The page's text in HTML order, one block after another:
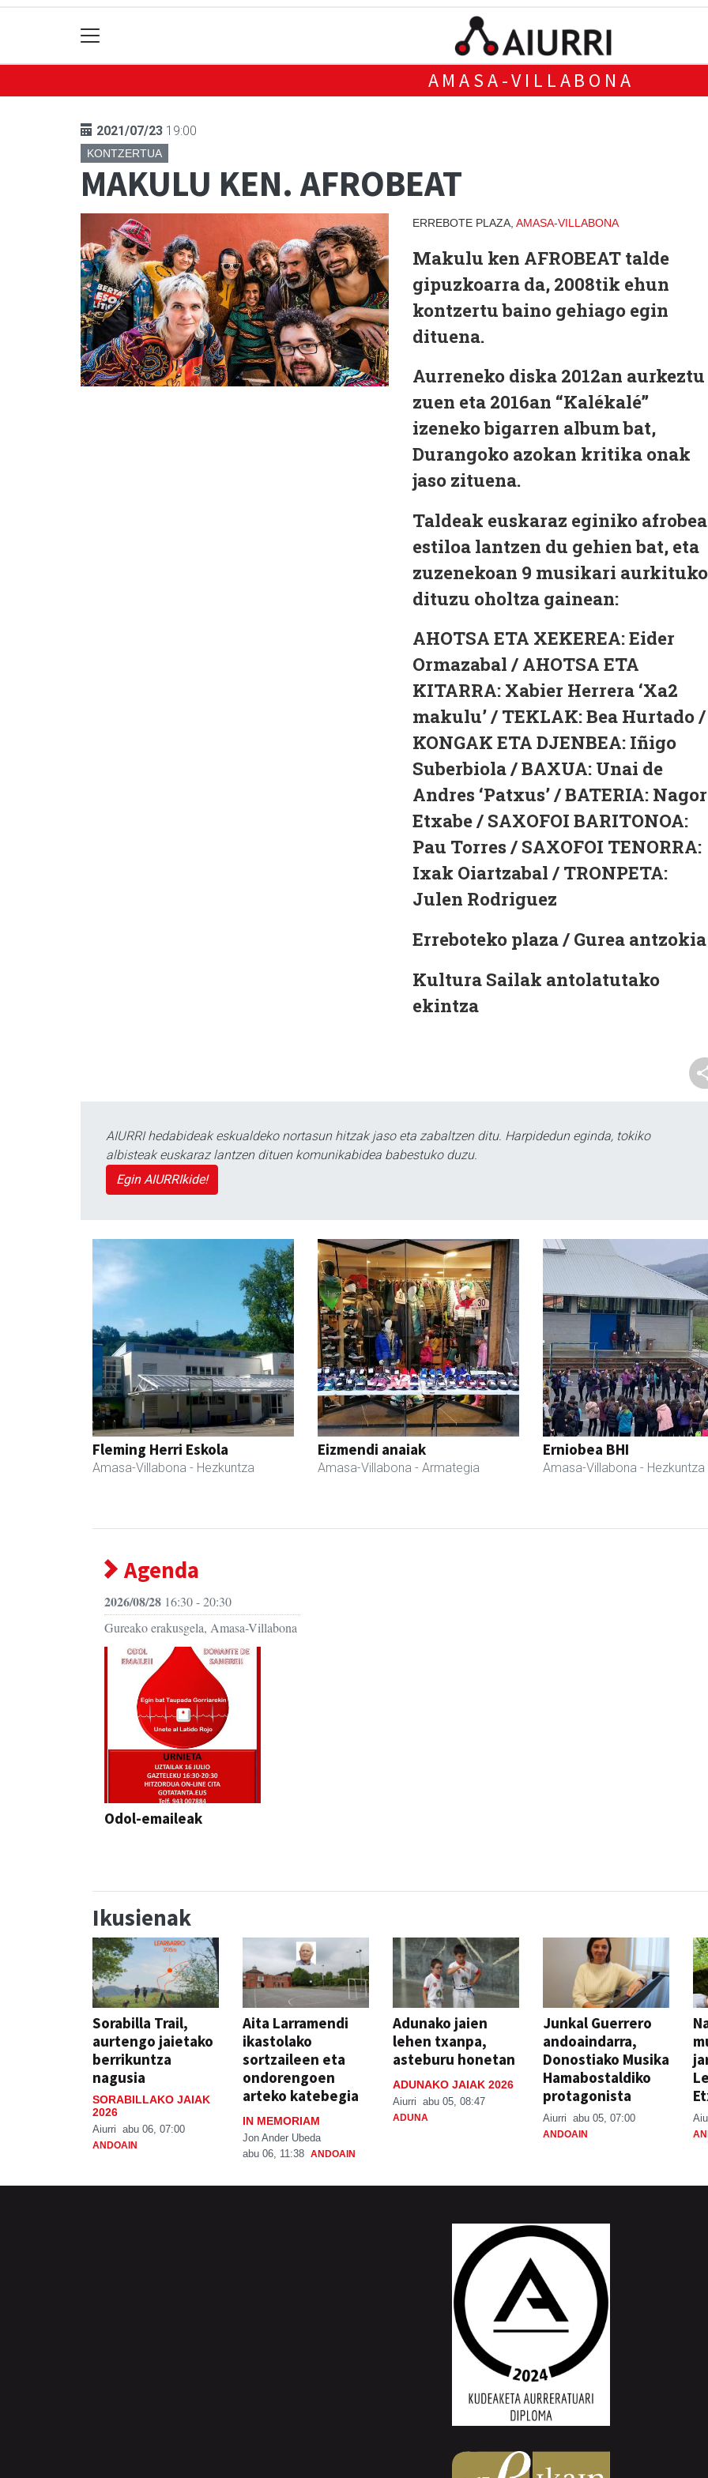
AMASA-VILLABONA
2021/07/23 19:00
KONTZERTUA
MAKULU KEN. AFROBEAT
ERREBOTE PLAZA, AMASA-VILLABONA
Makulu ken AFROBEAT talde
gipuzkoarra da, 2008tik ehun
kontzertu baino gehiago egin
dituena.
Aurreneko diska 2012an aurkeztu
zuen eta 2016an “Kalékalé”
izeneko bigarren album bat,
Durangoko azokan kritika onak
jaso zituena.
Taldeak euskaraz eginiko
estiloa lantzen du gehien bat, eta
zuzenekoan 9 musikari aurkituko
dituzu oholtza gainean:
AHOTSA ETA XEKEREA: Eider
Ormazabal / AHOTSA ETA
KITARRA: Xabier Herrera ‘Xa2
makulu’ / TEKLAK: Bea Hurtado /
KONGAK ETA DJENBEA: Iñigo
Suberbiola / BAXUA: Unai de
Andres ‘Patxus’ / BATERIA:
Etxabe / SAXOFOI BARITONOA:
Pau Torres / SAXOFOI TENORRA:
Ixak Oiartzabal / TRONPETA:
Julen Rodriguez
Erreboteko plaza / Gurea antzokia
Kultura Sailak antolatutako
ekintza
AIURRI hedabideak eskualdeko nortasun hitzak jaso eta zabaltzen ditu. Harpidedun eginda, tokiko
albisteak euskaraz lantzen dituen komunikabidea babestuko duzu.
Egin AIURRIkide!
Fleming Herri Eskola
Amasa-Villabona - Hezkuntza
Eizmendi anaiak
Amasa-Villabona - Armategia
Erniobea BHI
Amasa-Villabona - Hezkuntza
Agenda
2026/08/28 16:30 - 20:30
Gureako erakusgela, Amasa-Villabona
Odol-emaileak
Ikusienak
Sorabilla Trail,
aurtengo jaietako
berrikuntza
nagusia
SORABILLAKO JAIAK
2026
Aiurri abu 06, 07:00
ANDOAIN
Aita Larramendi
ikastolako
sortzaileen eta
ondorengoen
arteko katebegia
IN MEMORIAM
Jon Ander Ubeda
abu 06, 11:38 ANDOAIN
Adunako jaien
lehen txanpa,
asteburu honetan
ADUNAKO JAIAK 2026
Aiurri abu 05, 08:47
ADUNA
Junkal Guerrero
andoaindarra,
Donostiako Musika
Hamabostaldiko
protagonista
Aiurri abu 05, 07:00
ANDOAIN